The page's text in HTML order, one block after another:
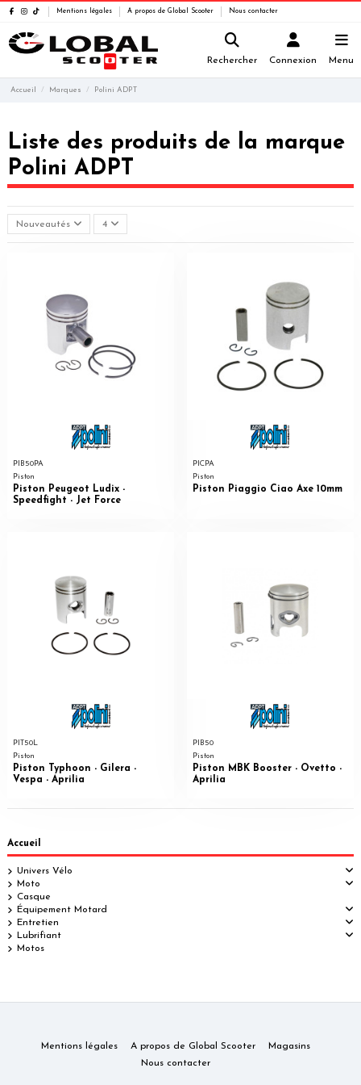
Mentions légales A propos de Global Scooter Nous contacter
Rechercher Connexion Menu
Accueil Marques Polini ADPT
Liste des produits de la marque
Polini ADPT
Nouveautés 4
PIB50PA
Piston
Piston Peugeot Ludix -
Speedfight - Jet Force
PICPA
Piston
Piston Piaggio Ciao Axe 10mm
PIT50L
Piston
Piston Typhoon - Gilera -
Vespa - Aprilia
PIB50
Piston
Piston MBK Booster - Ovetto -
Aprilia
Accueil
Univers Vélo
Moto
Casque
Équipement Motard
Entretien
Lubrifiant
Motos
Mentions légales A propos de Global Scooter
Magasins
Nous contacter